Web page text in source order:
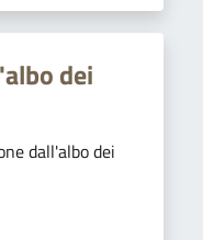
dei
dall'albo dei